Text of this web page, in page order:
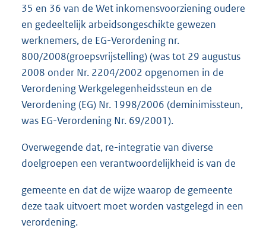
35 en 36 van de Wet inkomensvoorziening oudere
en gedeeltelijk arbeidsongeschikte gewezen
werknemers, de EG-Verordening nr.
800/2008(groepsvrijstelling) (was tot 29 augustus
2008 onder Nr. 2204/2002 opgenomen in de
Verordening Werkgelegenheidssteun en de
Verordening (EG) Nr. 1998/2006 (deminimissteun,
was EG-Verordening Nr. 69/2001).
Overwegende dat, re-integratie van diverse
doelgroepen een verantwoordelijkheid is van de
gemeente en dat de wijze waarop de gemeente
deze taak uitvoert moet worden vastgelegd in een
verordening.